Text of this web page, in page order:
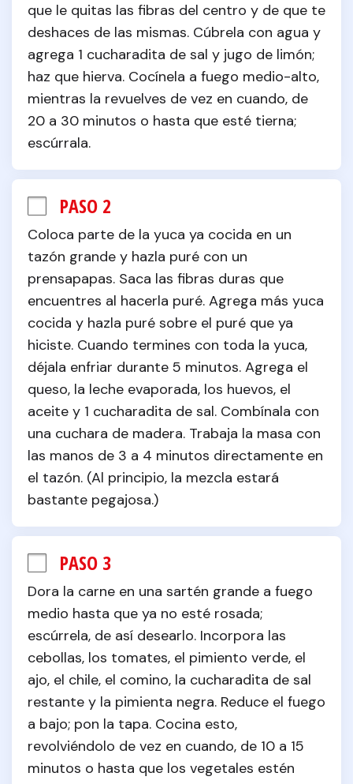
que le quitas las fibras del centro y de que te
deshaces de las mismas. Cúbrela con agua y
agrega 1 cucharadita de sal y jugo de limón;
haz que hierva. Cocínela a fuego medio-alto,
mientras la revuelves de vez en cuando, de
20 a 30 minutos o hasta que esté tierna;
escúrrala.
PASO 2
Coloca parte de la yuca ya cocida en un
tazón grande y hazla puré con un
prensapapas. Saca las fibras duras que
encuentres al hacerla puré. Agrega más yuca
cocida y hazla puré sobre el puré que ya
hiciste. Cuando termines con toda la yuca,
déjala enfriar durante 5 minutos. Agrega el
queso, la leche evaporada, los huevos, el
aceite y 1 cucharadita de sal. Combínala con
una cuchara de madera. Trabaja la masa con
las manos de 3 a 4 minutos directamente en
el tazón. (Al principio, la mezcla estará
bastante pegajosa.)
PASO 3
Dora la carne en una sartén grande a fuego
medio hasta que ya no esté rosada;
escúrrela, de así desearlo. Incorpora las
cebollas, los tomates, el pimiento verde, el
ajo, el chile, el comino, la cucharadita de sal
restante y la pimienta negra. Reduce el fuego
a bajo; pon la tapa. Cocina esto,
revolviéndolo de vez en cuando, de 10 a 15
minutos o hasta que los vegetales estén